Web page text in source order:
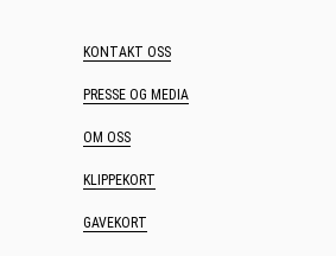
KONTAKT OSS
PRESSE OG MEDIA
OM OSS
KLIPPEKORT
GAVEKORT